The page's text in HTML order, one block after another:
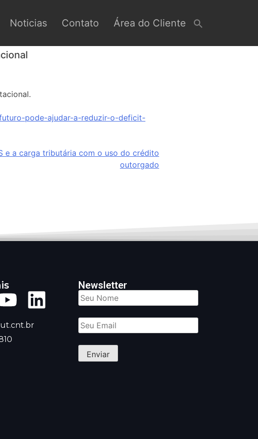
Noticias Contato Área do Cliente
pode-ajudar-a-reduzir-o-deficit-
e a carga tributária com o uso do crédito
outorgado
Newsletter